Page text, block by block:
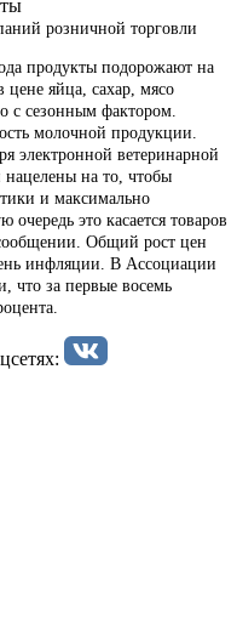
розничной торговли
продукты подорожают на
цене яйца, сахар, мясо
с сезонным фактором.
молочной продукции.
электронной ветеринарной
на то, чтобы
и максимально
это касается товаров
Общий рост цен
инфляции. В Ассоциации
что за первые восемь